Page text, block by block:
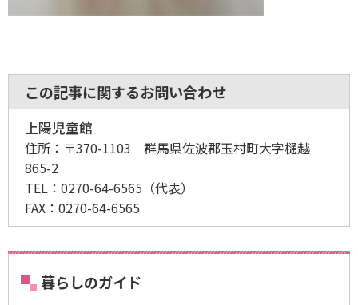
この記事に関するお問い合わせ
上陽児童館
住所： 〒370-1103 群馬県佐波郡玉村町大字樋越
865-2
TEL： 0270-64-6565 （代表）
FAX： 0270-64-6565
暮らしのガイド